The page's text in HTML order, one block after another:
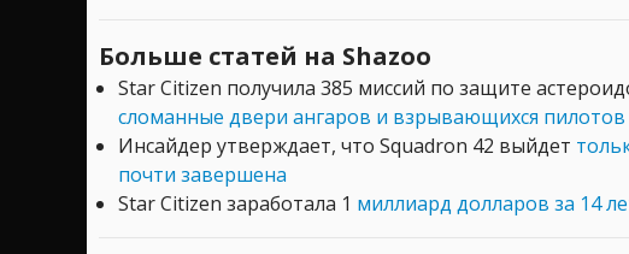
Больше статей на Shazoo
Star Citizen получила 385 миссий по защите
сломанные двери ангаров и взрывающихся пилотов
Инсайдер утверждает, что Squadron 42 выйдет
почти завершена
Star Citizen заработала 1 миллиард долларов за 14